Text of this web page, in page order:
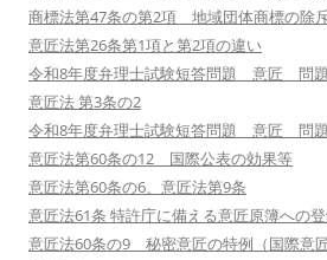
商標法第47条の第2項 地域団体商標の除
意匠法第26条第1項と第2項の違い
令和8年度弁理士試験短答問題 意匠 問
意匠法 第3条の2
令和8年度弁理士試験短答問題 意匠 問
意匠法第60条の12 国際公表の効果等
意匠法第60条の6、意匠法第9条
意匠法61条 特許庁に備える意匠原簿への
意匠法60条の9 秘密意匠の特例（国際意